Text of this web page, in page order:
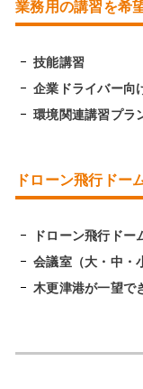
業務用の講習を希
技能講習
企業ドライバー向
環境関連講習プラ
ドローン飛行ドー
ドローン飛行ドー
会議室（大・中・
木更津港が一望で